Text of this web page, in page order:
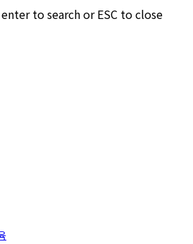
to search or ESC to close